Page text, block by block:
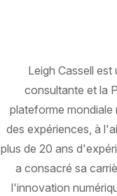
Leigh Cassell
consultante et la
plateforme mondiale
des expériences, à
plus de 20 ans
a consacré sa
l'innovation